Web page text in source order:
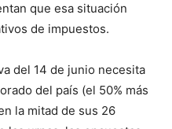
que esa situación
de impuestos.
del 14 de junio necesita
del país (el 50% más
la mitad de sus 26